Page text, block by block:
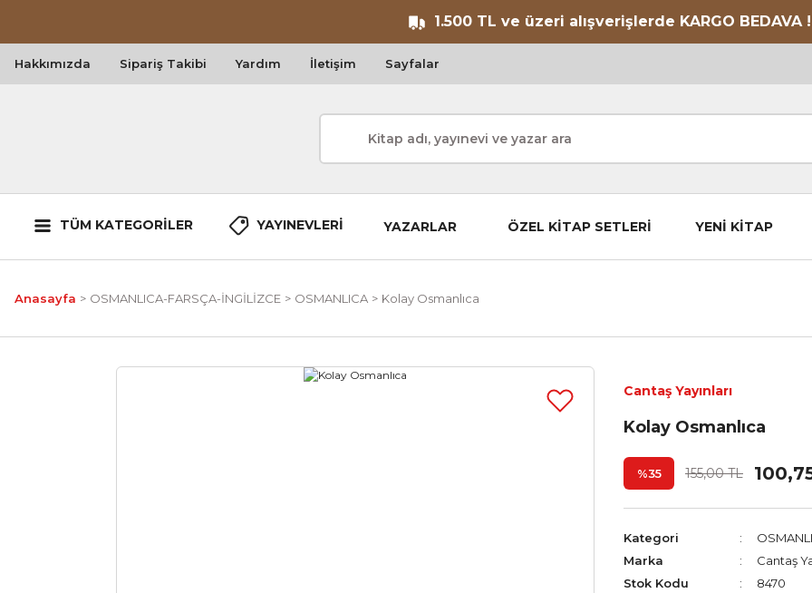
1.500 TL ve üzeri alışverişlerde KARGO BEDAVA !
Hakkımızda Sipariş Takibi Yardım İletişim Sayfalar
TÜM KATEGORİLER YAYINEVLERİ YAZARLAR ÖZEL KİTAP SETLERİ YENİ KİTAP
Anasayfa OSMANLICA-FARSÇA-İNGİLİZCE OSMANLICA Kolay Osmanlıca
Cantaş Yayınları
Kolay Osmanlıca
%35 155,00 TL
Kategori
Marka
Cantaş
Stok Kodu
8470